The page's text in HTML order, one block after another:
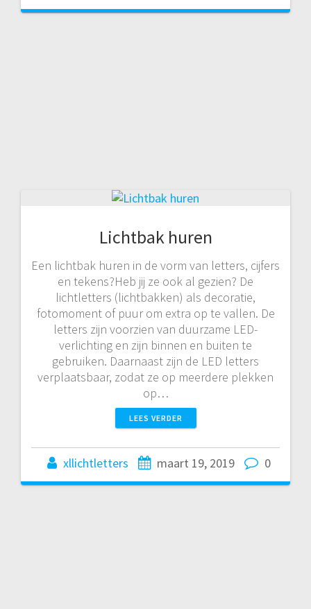
Lichtbak huren
Een lichtbak huren in de vorm van letters, cijfers
en tekens?Heb jij ze ook al gezien? De
lichtletters (lichtbakken) als decoratie,
fotomoment of puur om extra op te vallen. De
letters zijn voorzien van duurzame LED-
verlichting en zijn binnen en buiten te
gebruiken. Daarnaast zijn de LED letters
verplaatsbaar, zodat ze op meerdere plekken
op…
LEES VERDER
xllichtletters maart 19, 2019 0